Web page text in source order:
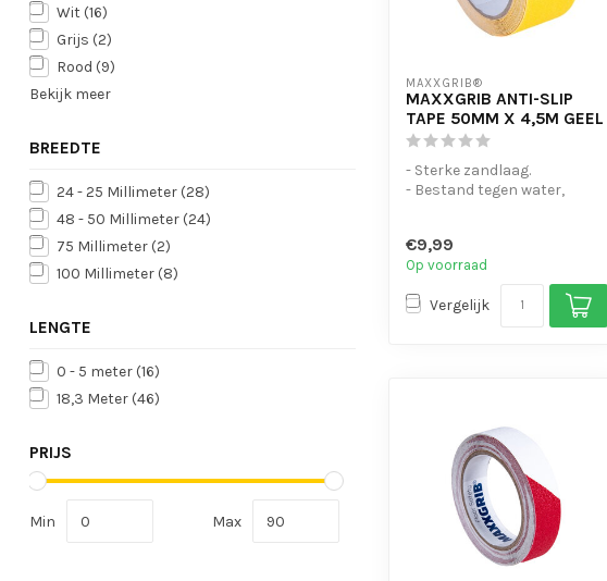
Wit (16)
Grijs (2)
Rood (9)
Bekijk meer
BREEDTE
24 - 25 Millimeter (28)
48 - 50 Millimeter (24)
75 Millimeter (2)
100 Millimeter (8)
LENGTE
0 - 5 meter (16)
18,3 Meter (46)
PRIJS
Min Max
MAXXGRIB®
MAXXGRIB ANTI-SLIP
TAPE 50MM X 4,5M GEEL
- Sterke zandlaag.
- Bestand tegen water,
€9,99
Op voorraad
Vergelijk